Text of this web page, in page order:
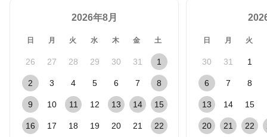
2026年8月
日 月 火 水 木 金 土
26 27 28 29 30 31 1
2 3 4 5 6 7 8
9 10 11 12 13 14 15
16 17 18 19 20 21 22
日 月 火
30 31 1
6 7 8
13 14 15
20 21 22